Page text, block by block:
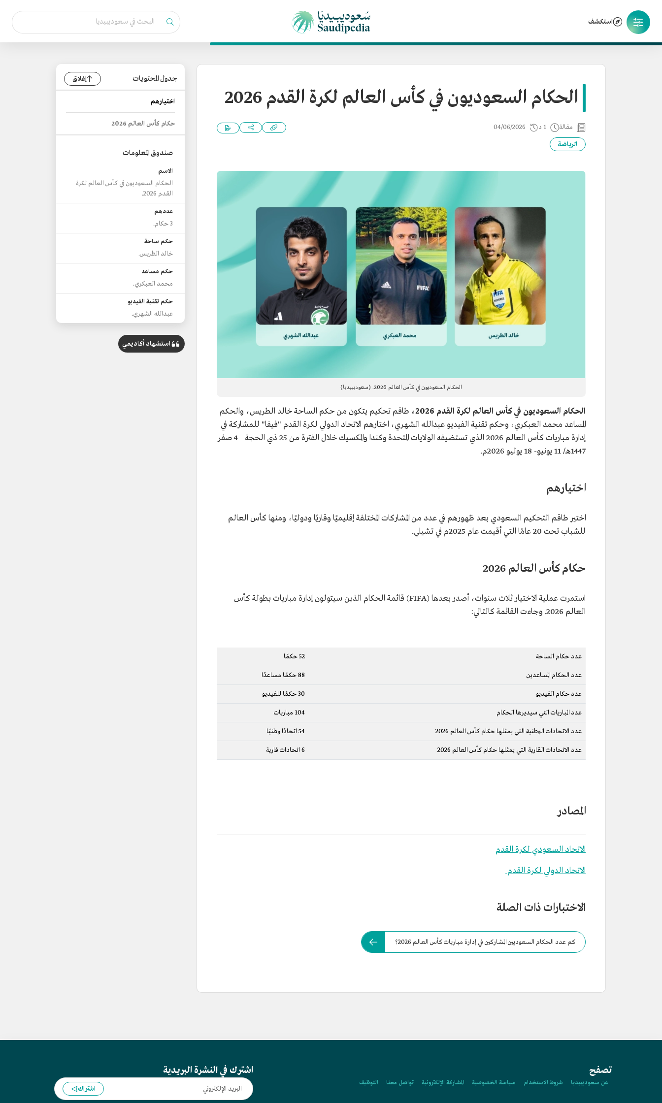
استكشف
الحكام السعوديون في كأس العالم لكرة القدم 2026
مقالة 1 د 04/06/2026
الرياضة
الحكام السعوديون في كأس العالم 2026. (سعوديبيديا)
الحكام السعوديون في كأس العالم لكرة القدم 2026،
طاقم تحكيم يتكون من حكم الساحة خالد الطريس، والحكم
المساعد محمد العبكري، وحكم تقنية الفيديو عبدالله الشهري، اختارهم الاتحاد الدولي لكرة القدم "فيفا" للمشاركة في
إدارة مباريات كأس العالم 2026 الذي تستضيفه الولايات المتحدة وكندا والمكسيك خلال الفترة من 25 ذي الحجة - 4 صفر
1447هـ/ 11 يونيو- 18 يوليو 2026م.
اختيارهم
اختير طاقم التحكيم السعودي بعد ظهورهم في عدد من المشاركات المختلفة إقليميًا وقاريًا ودوليًا، ومنها كأس العالم
للشباب تحت 20 عامًا التي أقيمت عام 2025م في تشيلي.
حكام كأس العالم 2026
استمرت عملية الاختيار ثلاث سنوات، أصدر بعدها (FIFA) قائمة الحكام الذين سيتولون إدارة مباريات بطولة كأس
العالم 2026. وجاءت القائمة كالتالي:
عدد حكام الساحة 52 حكمًا
عدد الحكام المساعدين 88 حكمًا مساعدًا
عدد حكام الفيديو 30 حكمًا للفيديو
عدد المباريات التي سيديرها الحكام 104 مباريات
عدد الاتحادات الوطنية التي يمثلها حكام كأس العالم 2026 54 اتحادًا وطنيًا
عدد الاتحادات القارية التي يمثلها حكام كأس العالم 2026 6 اتحادات قارية
المصادر
الاتحاد السعودي لكرة القدم
الاتحاد الدولي لكرة القدم
الاختبارات ذات الصلة
كم عدد الحكام السعوديين المشاركين في إدارة مباريات كأس العالم 2026؟
جدول المحتويات إغلاق
اختيارهم
حكام كأس العالم 2026
صندوق المعلومات
الاسم
الحكام السعوديون في كأس العالم لكرة
القدم 2026.
عددهم
3 حكام.
حكم ساحة
خالد الطريس.
حكم مساعد
محمد العبكري.
حكم تقنية الفيديو
عبدالله الشهري.
استشهاد أكاديمي
تصفح
عن سعوديبيديا شروط الاستخدام سياسة الخصوصية المشاركة الإلكترونية تواصل معنا التوظيف
اشترك في النشرة البريدية
اشتراك